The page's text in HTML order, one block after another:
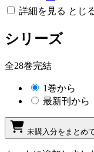
詳細を見る とじ
シリーズ
全28巻完結
1巻から
最新刊から
未購入分をまとめ